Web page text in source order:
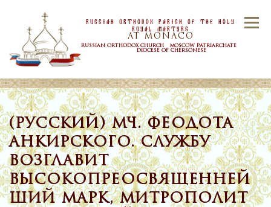
Menu
Russian Orthodox Parish Of the Holy
Royal Martyrs
AT MONACO
RUSSIAN ORTHODOX CHURCH MOSCOW PATRIARCHATE
DIOCESE OF CHERSONESE
HOME OUR PARISH NEWS
TIMETABLE SACRAMENTS
CONTACT US
(РУССКИЙ) МЧ. ФЕОДОТА
АНКИРСКОГО. СЛУЖБУ
ВОЗГЛАВИТ
ВЫСОКОПРЕОСВЯЩЕННЕЙ
ШИЙ МАРК, МИТРОПОЛИТ